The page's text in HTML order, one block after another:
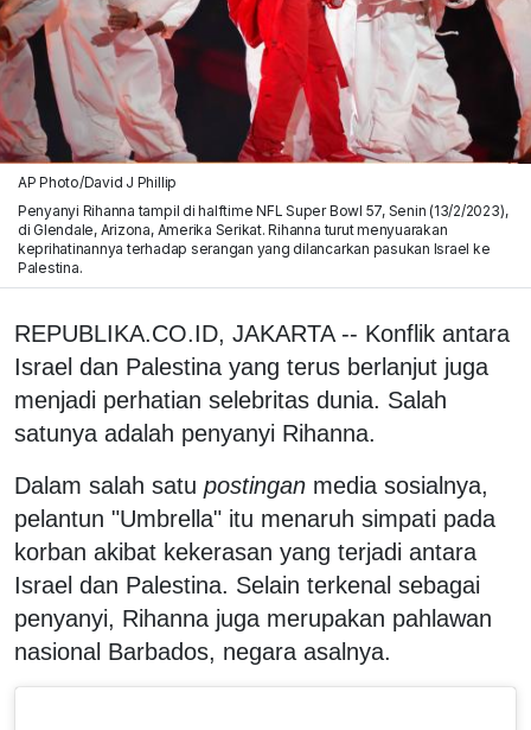
AP Photo/David J Phillip
Penyanyi Rihanna tampil di halftime NFL Super Bowl 57, Senin (13/2/2023),
di Glendale, Arizona, Amerika Serikat. Rihanna turut menyuarakan
keprihatinannya terhadap serangan yang dilancarkan pasukan Israel ke
Palestina.
REPUBLIKA.CO.ID, JAKARTA -- Konflik antara
Israel dan Palestina yang terus berlanjut juga
menjadi perhatian selebritas dunia. Salah
satunya adalah penyanyi Rihanna.
Dalam salah satu postingan media sosialnya,
pelantun "Umbrella" itu menaruh simpati pada
korban akibat kekerasan yang terjadi antara
Israel dan Palestina. Selain terkenal sebagai
penyanyi, Rihanna juga merupakan pahlawan
nasional Barbados, negara asalnya.